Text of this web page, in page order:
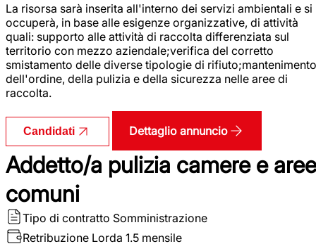
La risorsa sarà inserita all'interno dei servizi ambientali e si
occuperà, in base alle esigenze organizzative, di attività
quali: supporto alle attività di raccolta differenziata sul
territorio con mezzo aziendale;verifica del corretto
smistamento delle diverse tipologie di rifiuto;mantenimento
dell'ordine, della pulizia e della sicurezza nelle aree di
raccolta.
Candidati Dettaglio annuncio
Addetto/a pulizia camere e aree
comuni
Tipo di contratto Somministrazione
Retribuzione Lorda 1.5 mensile